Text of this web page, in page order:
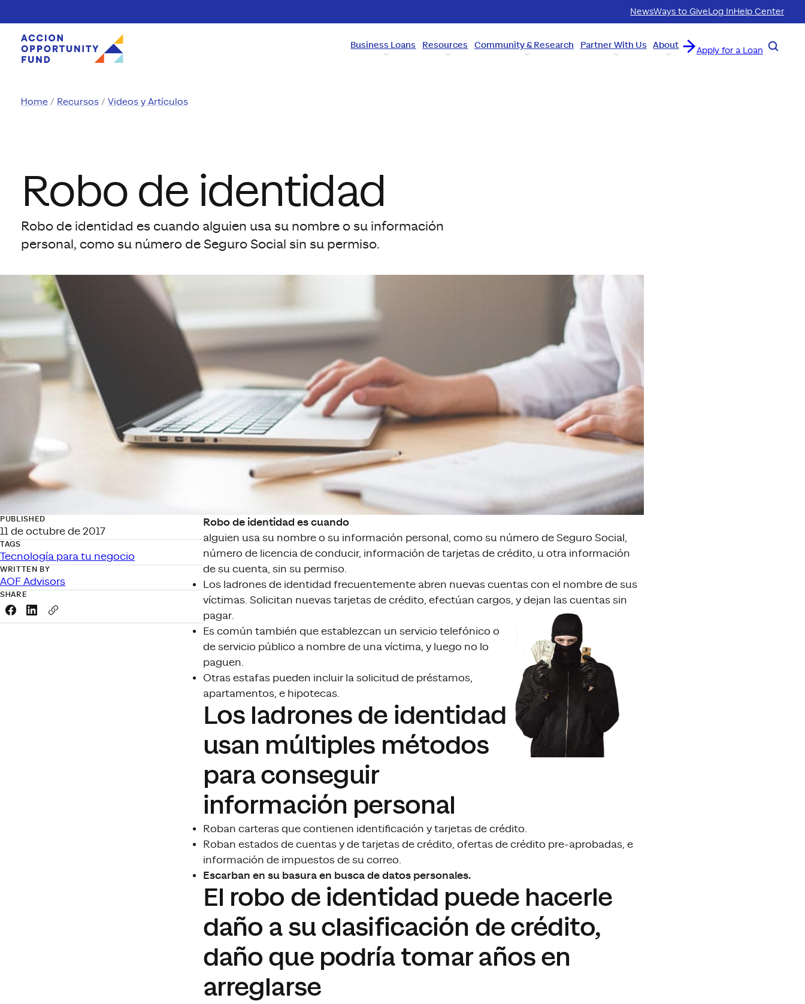
NewsWays to GiveLog InHelp Center
Business Loans Resources Community & Research Partner With Us About Apply for a Loan Search
Home Recursos Videos y Artículos
Robo de identidad
Robo de identidad es cuando alguien usa su nombre o su información
personal, como su número de Seguro Social sin su permiso.
PUBLISHED
11 de octubre de 2017
TAGS
Tecnología para tu negocio
WRITTEN BY
AOF Advisors
SHARE
Share this link on Facebook
Share this link on LinkedIn
Copy a link to your clipboard
Robo de identidad es cuando
alguien usa su nombre o su información personal, como su número de Seguro Social,
número de licencia de conducir, información de tarjetas de crédito, u otra información
de su cuenta, sin su permiso.
Los ladrones de identidad frecuentemente abren nuevas cuentas con el nombre de sus
víctimas. Solicitan nuevas tarjetas de crédito, efectúan cargos, y dejan las cuentas sin
pagar.
Es común también que establezcan un servicio telefónico o
de servicio público a nombre de una víctima, y luego no lo
paguen.
Otras estafas pueden incluir la solicitud de préstamos,
apartamentos, e hipotecas.
Los ladrones de identidad
usan múltiples métodos
para conseguir
información personal
Roban carteras que contienen identificación y tarjetas de crédito.
Roban estados de cuentas y de tarjetas de crédito, ofertas de crédito pre-aprobadas, e
información de impuestos de su correo.
Escarban en su basura en busca de datos personales.
El robo de identidad puede hacerle
daño a su clasificación de crédito,
daño que podría tomar años en
arreglarse